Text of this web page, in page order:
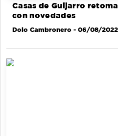
Casas de Guijarro
con novedades
Dolo Cambronero - 06/08/2022